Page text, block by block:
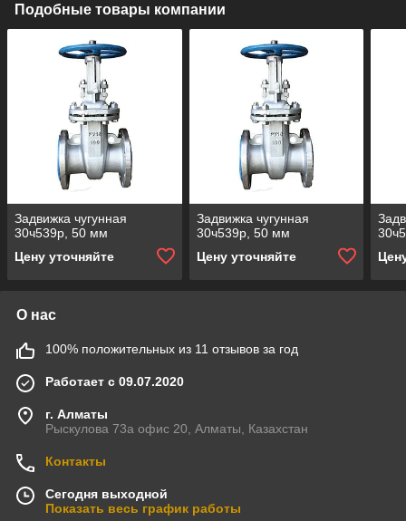
Подобные товары компании
Задвижка чугунная
30ч539р, 50 мм
Цену уточняйте
Задвижка чугунная
30ч539р, 50 мм
Цену уточняйте
О нас
100% положительных из 11 отзывов за год
Работает с 09.07.2020
г. Алматы
Рыскулова 73а офис 20, Алматы, Казахстан
Контакты
Сегодня выходной
Показать весь график работы